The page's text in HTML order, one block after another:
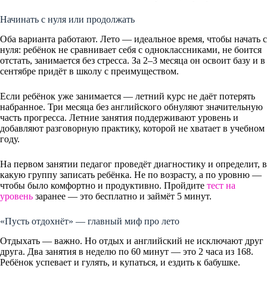
Начинать с нуля или продолжать
Оба варианта работают. Лето — идеальное время, чтобы начать с
нуля: ребёнок не сравнивает себя с одноклассниками, не боится
отстать, занимается без стресса. За 2–3 месяца он освоит базу и в
сентябре придёт в школу с преимуществом.
Если ребёнок уже занимается — летний курс не даёт потерять
набранное. Три месяца без английского обнуляют значительную
часть прогресса. Летние занятия поддерживают уровень и
добавляют разговорную практику, которой не хватает в учебном
году.
На первом занятии педагог проведёт диагностику и определит, в
какую группу записать ребёнка. Не по возрасту, а по уровню —
чтобы было комфортно и продуктивно. Пройдите тест на
уровень заранее — это бесплатно и займёт 5 минут.
«Пусть отдохнёт» — главный миф про лето
Отдыхать — важно. Но отдых и английский не исключают друг
друга. Два занятия в неделю по 60 минут — это 2 часа из 168.
Ребёнок успевает и гулять, и купаться, и ездить к бабушке.